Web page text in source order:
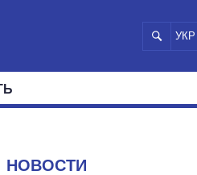
УКР
НОВОСТИ